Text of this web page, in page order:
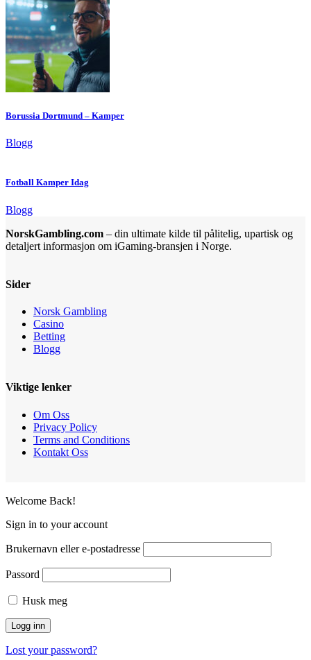
Borussia Dortmund – Kamper
Blogg
Fotball Kamper Idag
Blogg
NorskGambling.com – din ultimate kilde til pålitelig, upartisk og
detaljert informasjon om iGaming-bransjen i Norge.
Sider
Norsk Gambling
Casino
Betting
Blogg
Viktige lenker
Om Oss
Privacy Policy
Terms and Conditions
Kontakt Oss
Welcome Back!
Sign in to your account
Brukernavn eller e-postadresse
Passord
Husk meg
Lost your password?